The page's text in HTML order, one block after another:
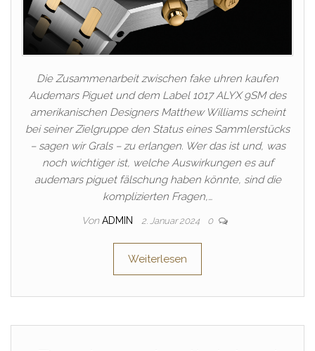
Die Zusammenarbeit zwischen fake uhren kaufen
Audemars Piguet und dem Label 1017 ALYX 9SM des
amerikanischen Designers Matthew Williams scheint
bei seiner Zielgruppe den Status eines Sammlerstücks
– sagen wir Grals – zu erlangen. Wer das ist und, was
noch wichtiger ist, welche Auswirkungen es auf
audemars piguet fälschung haben könnte, sind die
komplizierten Fragen,…
Von ADMIN 2. Januar 2024 0
Weiterlesen